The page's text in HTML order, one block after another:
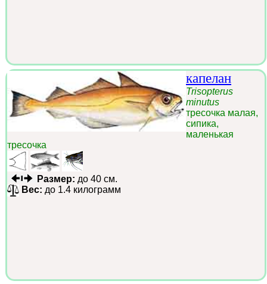
капелан
Trisopterus
minutus
тресочка малая,
сипика,
маленькая
тресочка
Размер: до 40 см.
Вес: до 1.4 килограмм